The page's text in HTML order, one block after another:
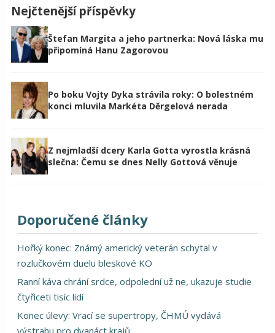
Nejčtenější příspěvky
Štefan Margita a jeho partnerka: Nová láska mu
připomíná Hanu Zagorovou
Po boku Vojty Dyka strávila roky: O bolestném
konci mluvila Markéta Děrgelová nerada
Z nejmladší dcery Karla Gotta vyrostla krásná
slečna: Čemu se dnes Nelly Gottová věnuje
Doporučené články
Hořký konec: Známý americký veterán schytal v
rozlučkovém duelu bleskové KO
Ranní káva chrání srdce, odpolední už ne, ukazuje studie
čtyřiceti tisíc lidí
Konec úlevy: Vrací se supertropy, ČHMÚ vydává
výstrahu pro dvanáct krajů